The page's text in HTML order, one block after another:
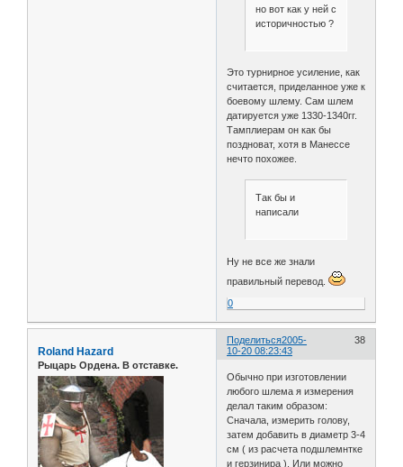
но вот как у ней с
историчностью ?
Это турнирное усиление, как
считается, приделанное уже к
боевому шлему. Сам шлем
датируется уже 1330-1340гг.
Тамплиерам он как бы
поздноват, хотя в Манессе
нечто похожее.
Так бы и
написали
Ну не все же знали
правильный перевод.
0
Поделиться 38
2005-
10-20 08:23:43
Roland Hazard
Рыцарь Ордена. В отставке.
Обычно при изготовлении
любого шлема я измерения
делал таким образом:
Сначала, измерить голову,
затем добавить в диаметр 3-4
см ( из расчета подшлемнтке
и герзинира ). Или можно